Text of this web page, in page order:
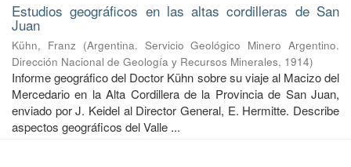
Estudios geográficos en las altas cordilleras de San
Juan
Kühn, Franz (Argentina. Servicio Geológico Minero Argentino.
Dirección Nacional de Geología y Recursos Minerales, 1914)
Informe geográfico del Doctor Kühn sobre su viaje al Macizo del
Mercedario en la Alta Cordillera de la Provincia de San Juan,
enviado por J. Keidel al Director General, E. Hermitte. Describe
aspectos geográficos del Valle ...